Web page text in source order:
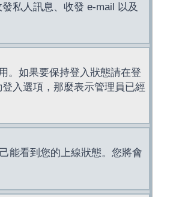
私人訊息、收發 e-mail 以及
。如果要保持登入狀態請在登
入選項，那麼表示管理員已經
能看到您的上線狀態。您將會